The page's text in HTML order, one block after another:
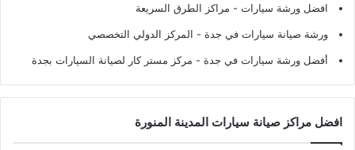
افضل ورشة سيارات - مراكز الطرق السريعة
ورشة صيانة سيارات في جدة - المركز الدولي التخصصي
أفضل ورشة سيارات في جدة - مركز مستر كار لصيانة السيارات بجدة
افضل مراكز صيانة سيارات المدينة المنورة